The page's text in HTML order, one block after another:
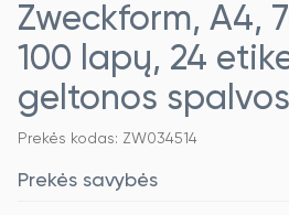
Zweckform, A4,
100 lapų, 24
geltonos spalvos
Prekės kodas: ZW034514
Prekės savybės